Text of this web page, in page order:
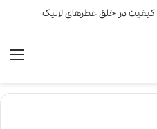
کیفیت در خلق عطرهای لالیک